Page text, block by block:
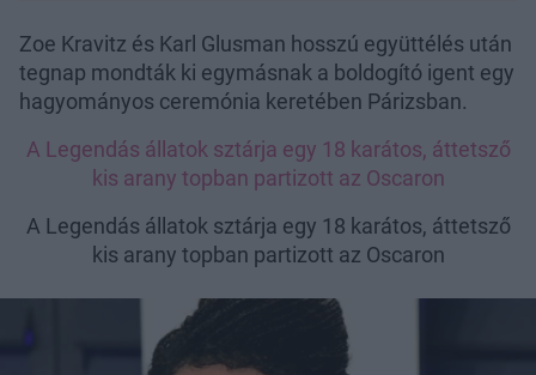
Zoe Kravitz és Karl Glusman hosszú együttélés után
tegnap mondták ki egymásnak a boldogító igent egy
hagyományos ceremónia keretében Párizsban.
A Legendás állatok sztárja egy 18 karátos, áttetsző
kis arany topban partizott az Oscaron
A Legendás állatok sztárja egy 18 karátos, áttetsző
kis arany topban partizott az Oscaron